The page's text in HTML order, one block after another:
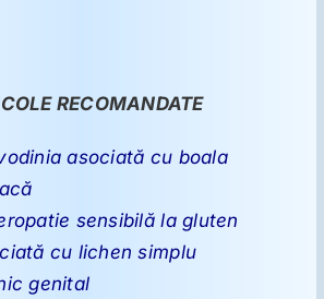
RECOMANDATE
asociată cu boala
sensibilă la gluten
cu lichen simplu
genital